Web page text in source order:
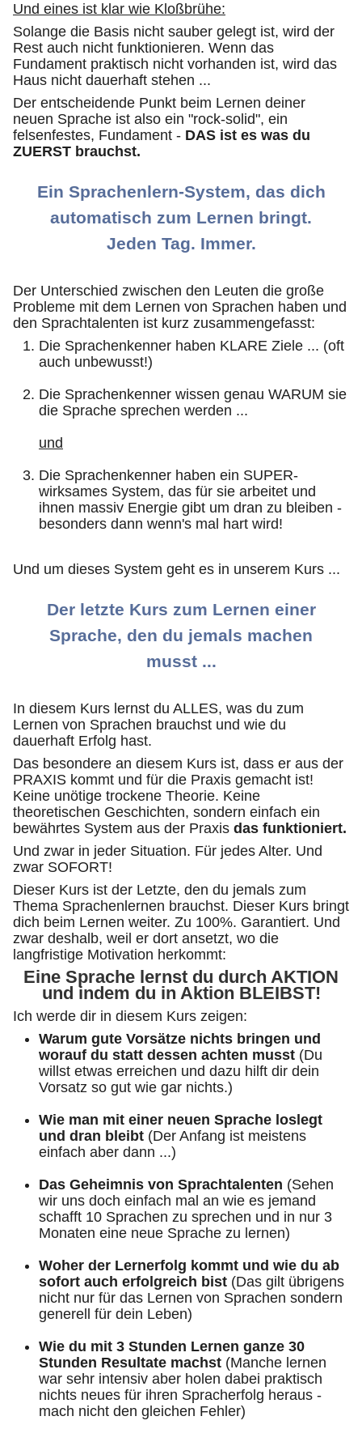
Und eines ist klar wie Kloßbrühe:
Solange die Basis nicht sauber gelegt ist, wird der
Rest auch nicht funktionieren. Wenn das
Fundament praktisch nicht vorhanden ist, wird das
Haus nicht dauerhaft stehen ...
Der entscheidende Punkt beim Lernen deiner
neuen Sprache ist also ein "rock-solid", ein
felsenfestes, Fundament - DAS ist es was du
ZUERST brauchst.
Ein Sprachenlern-System, das dich
automatisch zum Lernen bringt.
Jeden Tag. Immer.
Der Unterschied zwischen den Leuten die große
Probleme mit dem Lernen von Sprachen haben und
den Sprachtalenten ist kurz zusammengefasst:
Die Sprachenkenner haben KLARE Ziele ... (oft
auch unbewusst!)
Die Sprachenkenner wissen genau WARUM sie
die Sprache sprechen werden ...
und
Die Sprachenkenner haben ein SUPER-
wirksames System, das für sie arbeitet und
ihnen massiv Energie gibt um dran zu bleiben -
besonders dann wenn's mal hart wird!
Und um dieses System geht es in unserem Kurs ...
Der letzte Kurs zum Lernen einer
Sprache, den du jemals machen
musst ...
In diesem Kurs lernst du ALLES, was du zum
Lernen von Sprachen brauchst und wie du
dauerhaft Erfolg hast.
Das besondere an diesem Kurs ist, dass er aus der
PRAXIS kommt und für die Praxis gemacht ist!
Keine unötige trockene Theorie. Keine
theoretischen Geschichten, sondern einfach ein
bewährtes System aus der Praxis das funktioniert.
Und zwar in jeder Situation. Für jedes Alter. Und
zwar SOFORT!
Dieser Kurs ist der Letzte, den du jemals zum
Thema Sprachenlernen brauchst. Dieser Kurs bringt
dich beim Lernen weiter. Zu 100%. Garantiert. Und
zwar deshalb, weil er dort ansetzt, wo die
langfristige Motivation herkommt:
Eine Sprache lernst du durch AKTION
und indem du in Aktion BLEIBST!
Ich werde dir in diesem Kurs zeigen:
Warum gute Vorsätze nichts bringen und
worauf du statt dessen achten musst (Du
willst etwas erreichen und dazu hilft dir dein
Vorsatz so gut wie gar nichts.)
Wie man mit einer neuen Sprache loslegt
und dran bleibt (Der Anfang ist meistens
einfach aber dann ...)
Das Geheimnis von Sprachtalenten (Sehen
wir uns doch einfach mal an wie es jemand
schafft 10 Sprachen zu sprechen und in nur 3
Monaten eine neue Sprache zu lernen)
Woher der Lernerfolg kommt und wie du ab
sofort auch erfolgreich bist (Das gilt übrigens
nicht nur für das Lernen von Sprachen sondern
generell für dein Leben)
Wie du mit 3 Stunden Lernen ganze 30
Stunden Resultate machst (Manche lernen
war sehr intensiv aber holen dabei praktisch
nichts neues für ihren Spracherfolg heraus -
mach nicht den gleichen Fehler)